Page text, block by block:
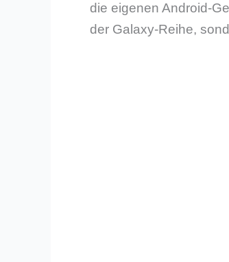
die eigenen Android-
der Galaxy-Reihe,